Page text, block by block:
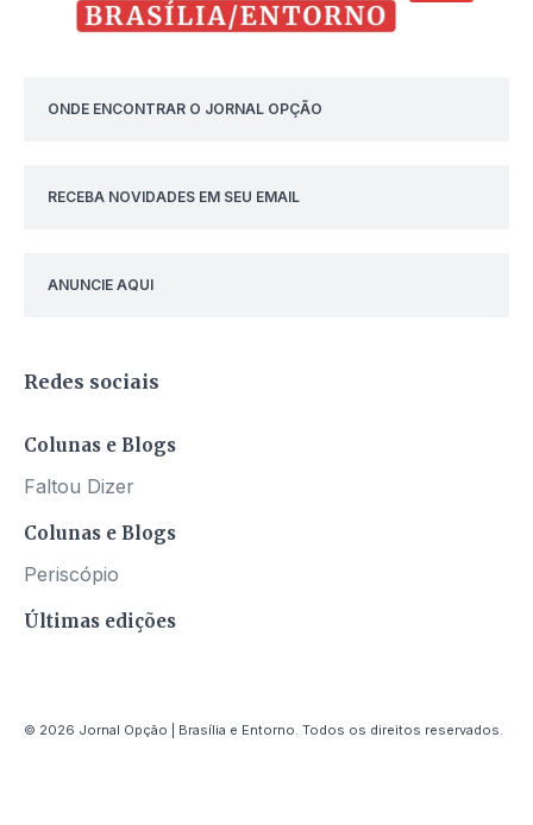
ONDE ENCONTRAR O JORNAL OPÇÃO
RECEBA NOVIDADES EM SEU EMAIL
ANUNCIE AQUI
Redes sociais
Colunas e Blogs
Faltou Dizer
Colunas e Blogs
Periscópio
Últimas edições
© 2026 Jornal Opção | Brasília e Entorno. Todos os direitos reservados.